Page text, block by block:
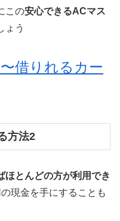
この安心できるACマス
ょう
借りれるカー
方法2
ほとんどの方が利用でき
現金を手にすることも